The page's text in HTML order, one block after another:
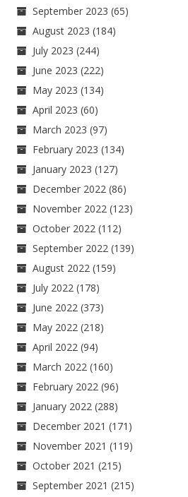
September 2023 (65)
August 2023 (184)
July 2023 (244)
June 2023 (222)
May 2023 (134)
April 2023 (60)
March 2023 (97)
February 2023 (134)
January 2023 (127)
December 2022 (86)
November 2022 (123)
October 2022 (112)
September 2022 (139)
August 2022 (159)
July 2022 (178)
June 2022 (373)
May 2022 (218)
April 2022 (94)
March 2022 (160)
February 2022 (96)
January 2022 (288)
December 2021 (171)
November 2021 (119)
October 2021 (215)
September 2021 (215)